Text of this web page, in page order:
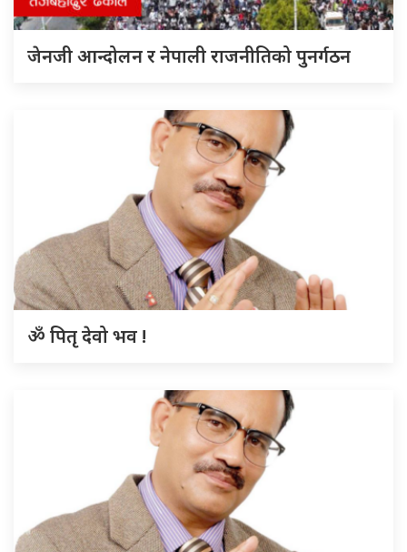
जेनजी आन्दोलन र नेपाली राजनीतिको पुनर्गठन
ॐ पितृ देवो भव !